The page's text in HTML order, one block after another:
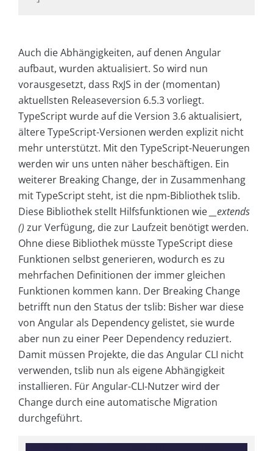
Auch die Abhängigkeiten, auf denen Angular
aufbaut, wurden aktualisiert. So wird nun
vorausgesetzt, dass RxJS in der (momentan)
aktuellsten Releaseversion 6.5.3 vorliegt.
TypeScript wurde auf die Version 3.6 aktualisiert,
ältere TypeScript-Versionen werden explizit nicht
mehr unterstützt. Mit den TypeScript-Neuerungen
werden wir uns unten näher beschäftigen. Ein
weiterer Breaking Change, der in Zusammenhang
mit TypeScript steht, ist die npm-Bibliothek tslib.
Diese Bibliothek stellt Hilfsfunktionen wie
__extends
() zur Verfügung, die zur Laufzeit benötigt werden.
Ohne diese Bibliothek müsste TypeScript diese
Funktionen selbst generieren, wodurch es zu
mehrfachen Definitionen der immer gleichen
Funktionen kommen kann. Der Breaking Change
betrifft nun den Status der tslib: Bisher war diese
von Angular als Dependency gelistet, sie wurde
aber nun zu einer Peer Dependency reduziert.
Damit müssen Projekte, die das Angular CLI nicht
verwenden, tslib nun als eigene Abhängigkeit
installieren. Für Angular-CLI-Nutzer wird der
Change durch eine automatische Migration
durchgeführt.